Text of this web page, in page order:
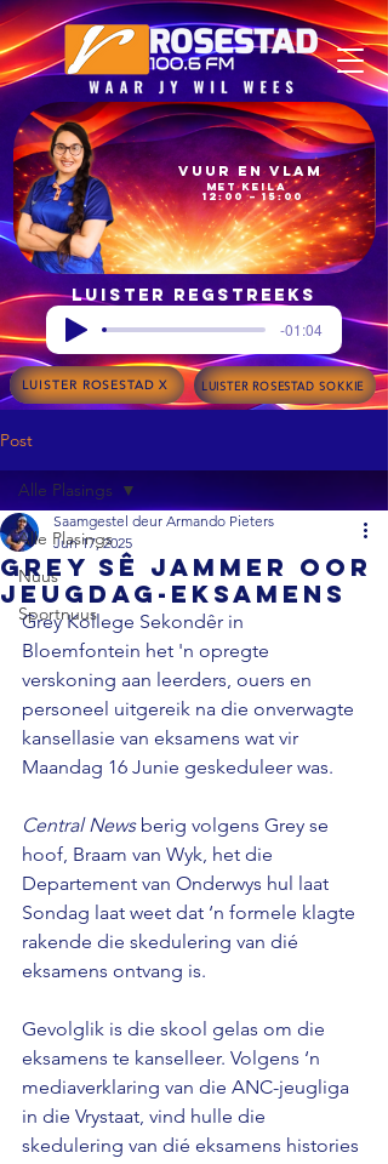
12:00 – 15:00
met Keila
Vuur en Vlam
Luister regstreeks
-01:04
LUISTER ROSESTAD X LUISTER ROSESTAD SOKKIE
Post
Alle Plasings
Nuus
Sportnuus
Alle Plasings
Grey sê jammer oor
Jeugdag-eksamens
Saamgestel deur Armando Pieters
Jun 17, 2025
Grey Kollege Sekondêr in
Bloemfontein het 'n opregte
verskoning aan leerders, ouers en
personeel uitgereik na die onverwagte
kansellasie van eksamens wat vir
Maandag 16 Junie geskeduleer was.
Central News berig volgens Grey se
hoof, Braam van Wyk, het die
Departement van Onderwys hul laat
Sondag laat weet dat ‘n formele klagte
rakende die skedulering van dié
eksamens ontvang is.
Gevolglik is die skool gelas om die
eksamens te kanselleer. Volgens ‘n
mediaverklaring van die ANC-jeugliga
in die Vrystaat, vind hulle die
skedulering van dié eksamens histories